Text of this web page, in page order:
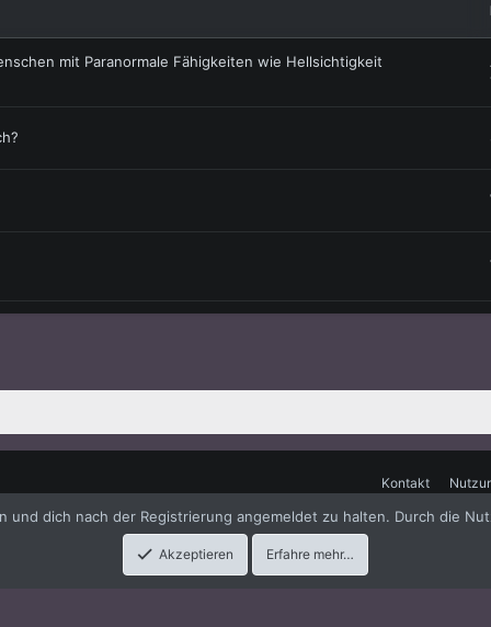
mit Paranormale Fähigkeiten wie Hellsichtigkeit
Kontakt
by xenfocus
und dich nach der Registrierung angemeldet zu halten. Durch die
Akzeptieren Erfahre mehr…